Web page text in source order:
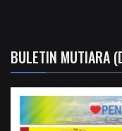
BULETIN MUTIARA